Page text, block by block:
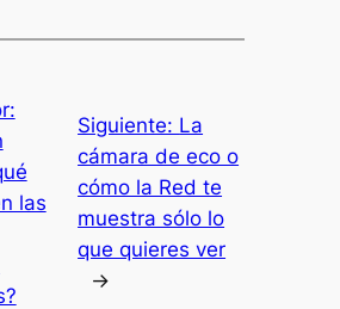
las
Siguiente: La
cámara de eco o
cómo la Red te
muestra sólo lo
que quieres ver
→